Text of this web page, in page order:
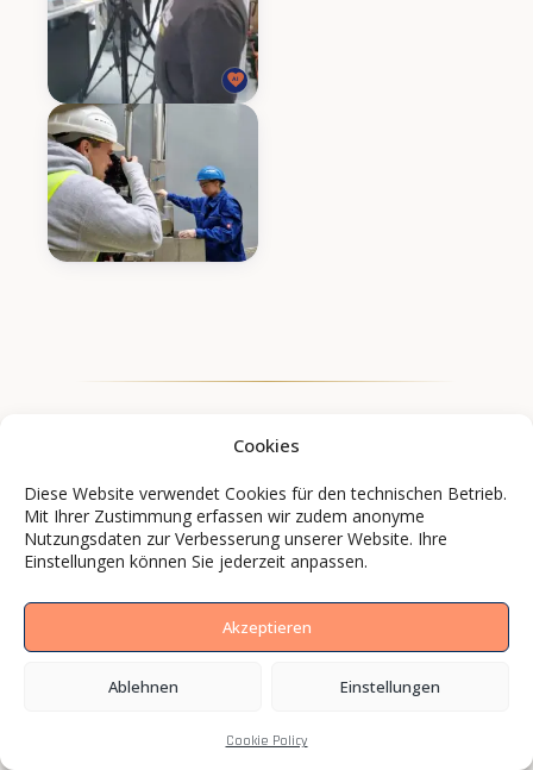
Cookies
Diese Website verwendet Cookies für den technischen Betrieb.
Mit Ihrer Zustimmung erfassen wir zudem anonyme
Nutzungsdaten zur Verbesserung unserer Website. Ihre
Einstellungen können Sie jederzeit anpassen.
Akzeptieren
Ablehnen Einstellungen
Cookie Policy
Marken und Mittelständler setzen mit BCS
Media auf Bilder, die wirken.